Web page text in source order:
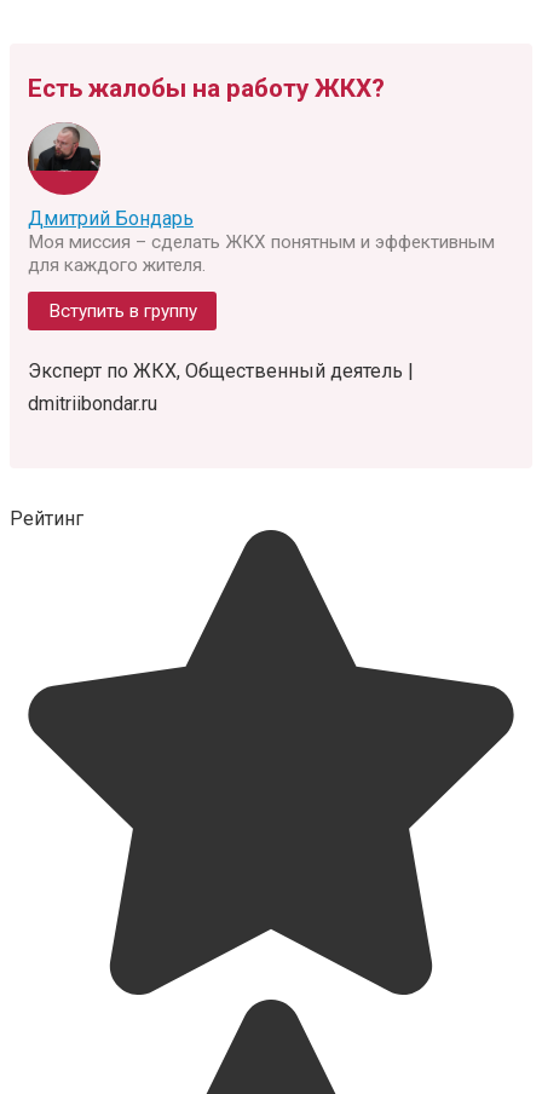
Есть жалобы на работу ЖКХ?
Дмитрий Бондарь
Моя миссия – сделать ЖКХ понятным и эффективным
для каждого жителя.
Вступить в группу
Эксперт по ЖКХ, Общественный деятель |
dmitriibondar.ru
Рейтинг